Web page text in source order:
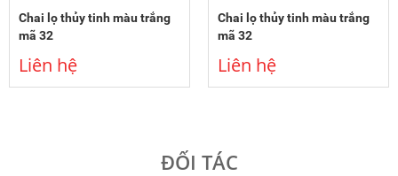
Chai lọ thủy tinh màu trắng
mã 32
Liên hệ
Chai lọ thủy tinh màu trắng
mã 32
Liên hệ
ĐỐI TÁC